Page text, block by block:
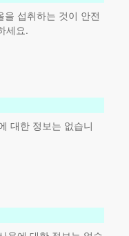
섭취하는 것이 안전
세요.
대한 정보는 없습니